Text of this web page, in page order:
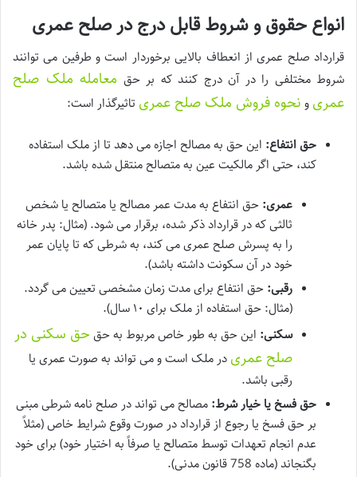
انواع حقوق و شروط قابل درج در صلح عمری
قرارداد صلح عمری از انعطاف بالایی برخوردار است و طرفین می توانند
شروط مختلفی را در آن درج کنند که بر حق معامله ملک صلح
عمری و نحوه فروش ملک صلح عمری تاثیرگذار است:
حق انتفاع: این حق به مصالح اجازه می دهد تا از ملک استفاده
کند، حتی اگر مالکیت عین به متصالح منتقل شده باشد.
عمری: حق انتفاع به مدت عمر مصالح یا متصالح یا شخص
ثالثی که در قرارداد ذکر شده، برقرار می شود. (مثال: پدر خانه
را به پسرش صلح عمری می کند، به شرطی که تا پایان عمر
خود در آن سکونت داشته باشد).
رقبی: حق انتفاع برای مدت زمان مشخصی تعیین می گردد.
(مثال: حق استفاده از ملک برای ۱۰ سال).
سکنی: این حق به طور خاص مربوط به حق حق سکنی در
صلح عمری در ملک است و می تواند به صورت عمری یا
رقبی باشد.
حق فسخ یا خیار شرط: مصالح می تواند در صلح نامه شرطی مبنی
بر حق فسخ یا رجوع از قرارداد در صورت وقوع شرایط خاص (مثلاً
عدم انجام تعهدات توسط متصالح یا صرفاً به اختیار خود) برای خود
بگنجاند (ماده 758 قانون مدنی).